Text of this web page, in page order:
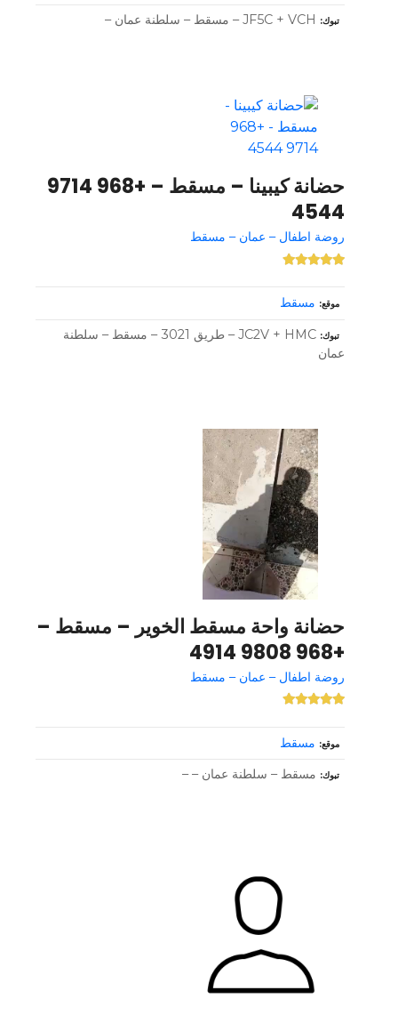
تبوك JF5C + VCH – مسقط – سلطنة عمان –
حضانة كيبينا – مسقط – +968 9714
4544
روضة اطفال – عمان – مسقط
موقع مسقط
تبوك
JC2V + HMC – طريق 3021 – مسقط – سلطنة
عمان
حضانة واحة مسقط الخوير – مسقط –
+968 9808 4914
روضة اطفال – عمان – مسقط
موقع مسقط
تبوك مسقط – سلطنة عمان – –